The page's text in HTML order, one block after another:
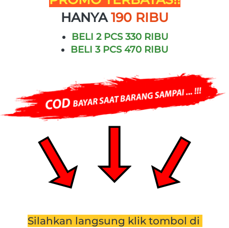
HANYA 190 RIBU
BELI 2 PCS 330 RIBU
BELI 3 PCS 470 RIBU
Silahkan langsung klik tombol di